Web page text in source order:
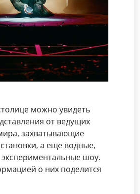
можно увидеть
от ведущих
захватывающие
а еще водные,
шоу.
о них поделится